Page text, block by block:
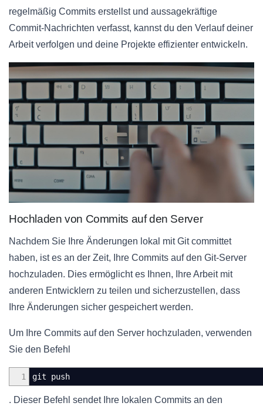
regelmäßig Commits erstellst und aussagekräftige
Commit-Nachrichten verfasst, kannst du den Verlauf deiner
Arbeit verfolgen und deine Projekte effizienter entwickeln.
Hochladen von Commits auf den Server
Nachdem Sie Ihre Änderungen lokal mit Git committet
haben, ist es an der Zeit, Ihre Commits auf den Git-Server
hochzuladen. Dies ermöglicht es Ihnen, Ihre Arbeit mit
anderen Entwicklern zu teilen und sicherzustellen, dass
Ihre Änderungen sicher gespeichert werden.
Um Ihre Commits auf den Server hochzuladen, verwenden
Sie den Befehl
1 git push
. Dieser Befehl sendet Ihre lokalen Commits an den